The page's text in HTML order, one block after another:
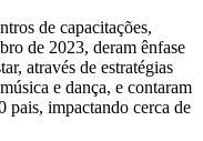
de capacitações,
de 2023, deram ênfase
através de estratégias
e dança, e contaram
pais, impactando cerca de